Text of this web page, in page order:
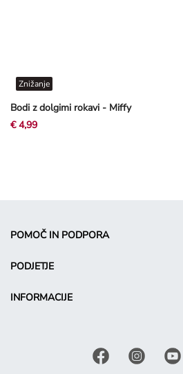
Bodi z dolgimi rokavi - Miffy
Znižanje
€ 4,99
POMOČ IN PODPORA
PODJETJE
INFORMACIJE